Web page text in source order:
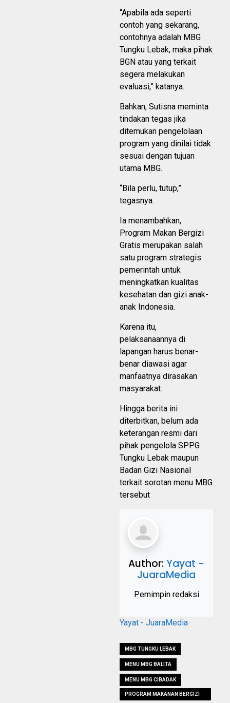
“Apabila ada seperti
contoh yang sekarang,
contohnya adalah MBG
Tungku Lebak, maka pihak
BGN atau yang terkait
segera melakukan
evaluasi,” katanya.
Bahkan, Sutisna meminta
tindakan tegas jika
ditemukan pengelolaan
program yang dinilai tidak
sesuai dengan tujuan
utama MBG.
“Bila perlu, tutup,”
tegasnya.
Ia menambahkan,
Program Makan Bergizi
Gratis merupakan salah
satu program strategis
pemerintah untuk
meningkatkan kualitas
kesehatan dan gizi anak-
anak Indonesia.
Karena itu,
pelaksanaannya di
lapangan harus benar-
benar diawasi agar
manfaatnya dirasakan
masyarakat.
Hingga berita ini
diterbitkan, belum ada
keterangan resmi dari
pihak pengelola SPPG
Tungku Lebak maupun
Badan Gizi Nasional
terkait sorotan menu MBG
tersebut
Author:Yayat -
JuaraMedia
Pemimpin redaksi
Yayat - JuaraMedia
MBG TUNGKU LEBAK
MENU MBG BALITA
MENU MBG CIBADAK
PROGRAM MAKANAN BERGIZI